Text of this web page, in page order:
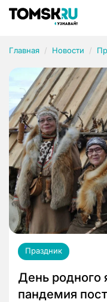
Главная Новости
Праздник
День родного
пандемия